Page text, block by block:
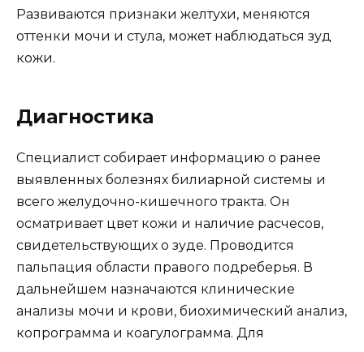
Развиваются признаки желтухи, меняются
оттенки мочи и стула, может наблюдаться зуд
кожи.
Диагностика
Специалист собирает информацию о ранее
выявленных болезнях билиарной системы и
всего желудочно-кишечного тракта. Он
осматривает цвет кожи и наличие расчесов,
свидетельствующих о зуде. Проводится
пальпация области правого подреберья. В
дальнейшем назначаются клинические
анализы мочи и крови, биохимический анализ,
копрограмма и коагулограмма. Для